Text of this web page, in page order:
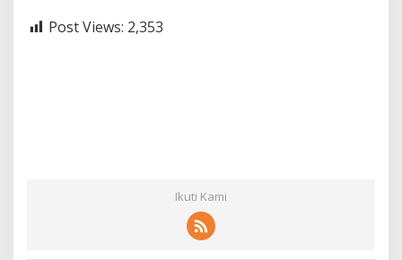
Post Views: 2,353
Ikuti Kami